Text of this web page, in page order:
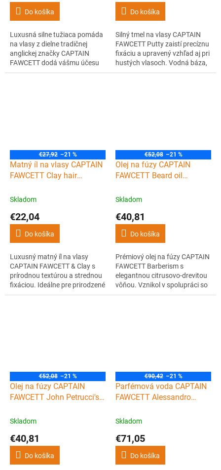
Do košíka
Luxusná silne tužiaca pomáda
na vlasy z dielne tradičnej
anglickej značky CAPTAIN
FAWCETT dodá vášmu účesu
vysoký lesk, elegantnú vôňu a
Do košíka
Silný tmel na vlasy CAPTAIN
FAWCETT Putty zaistí precíznu
fixáciu a upravený vzhľad aj pri
hustých vlasoch. Vodná báza,
zdravý lesk a ikonická vôňa
€27,92 –21 %
Matný íl na vlasy CAPTAIN
FAWCETT Clay hair
Skladom
€22,04
Do košíka
Luxusný matný íl na vlasy
CAPTAIN FAWCETT & Clay s
prírodnou textúrou a strednou
fixáciou. Ideálne pre prirodzené
účesy bez lesku. Na barbery aj
€52,08 –21 %
Olej na fúzy CAPTAIN
FAWCETT Beard oil
50 ml
Skladom
€40,81
Do košíka
Prémiový olej na fúzy CAPTAIN
FAWCETT Barberism s
elegantnou citrusovo-drevitou
vôňou. Vznikol v spolupráci so
Sidom Sottungom,
€52,08 –21 %
Olej na fúzy CAPTAIN
FAWCETT John Petrucci's
Skladom
€40,81
Do košíka
€90,42 –21 %
Parfémová voda CAPTAIN
FAWCETT Alessandro
Skladom
€71,05
Do košíka